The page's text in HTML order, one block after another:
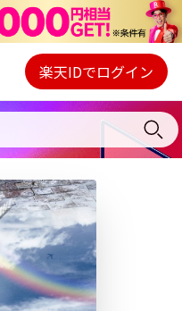
Webプレイヤー
ご契約内容の確認・変更
楽天IDでログイン